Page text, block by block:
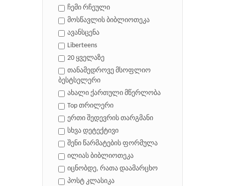
ჩემი რჩეული
მოსწავლის ბიბლიოთეკა
ავანსცენა
Liberteens
20 ყველაზე
თანამედროვე მსოფლიო
ბესტსელერი
ახალი ქართული მწერლობა
Top თრილერი
ერთი შედევრის თარგმანი
სხვა დეტექტივი
შენი წარმატების ფორმულა
ილიას ბიბლიოთეკა
იცნობდე, რათა დაამარცხო
პოსტ კლასიკა